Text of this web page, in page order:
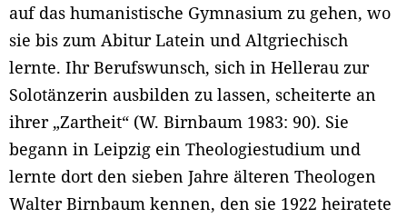
auf das humanistische Gymnasium zu gehen, wo
sie bis zum Abitur Latein und Altgriechisch
lernte. Ihr Berufswunsch, sich in Hellerau zur
Solotänzerin ausbilden zu lassen, scheiterte an
ihrer „Zartheit“ (W. Birnbaum 1983: 90). Sie
begann in Leipzig ein Theologiestudium und
lernte dort den sieben Jahre älteren Theologen
Walter Birnbaum kennen, den sie 1922 heiratete